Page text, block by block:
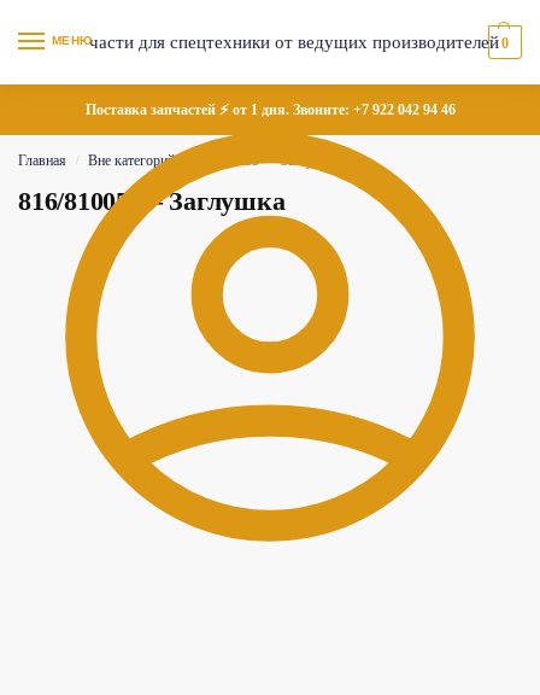
МЕНЮ 0
Поставка запчастей ⚡ от 1 дня. Звоните: +7 922 042 94 46
Главная / Вне категорий 816/81005 — Заглушка
816/81005 — Заглушка